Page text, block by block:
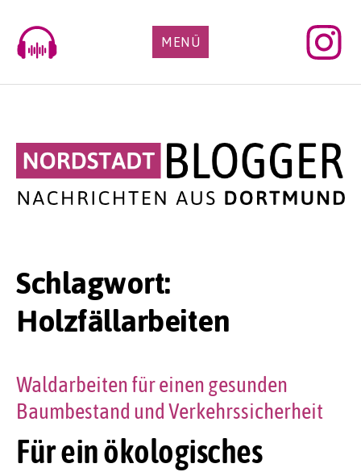
content
MENÜ
Schlagwort:
Holzfällarbeiten
Für ein ökologisches
Waldarbeiten für einen gesunden
Baumbestand und Verkehrssicherheit